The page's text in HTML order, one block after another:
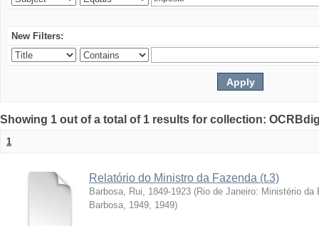
New Filters:
Showing 1 out of a total of 1 results for collection:
1
Relatório do Ministro da Fazenda (t.3)
Barbosa, Rui, 1849-1923 (Rio de Janeiro: Ministério
Barbosa, 1949, 1949)